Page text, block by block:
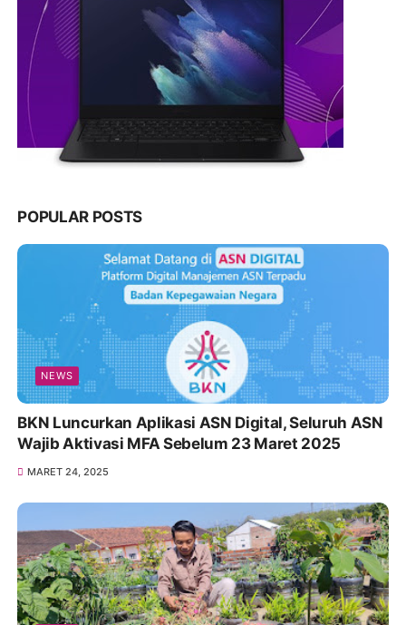
POPULAR POSTS
NEWS
BKN Luncurkan Aplikasi ASN Digital, Seluruh ASN
Wajib Aktivasi MFA Sebelum 23 Maret 2025
MARET 24, 2025